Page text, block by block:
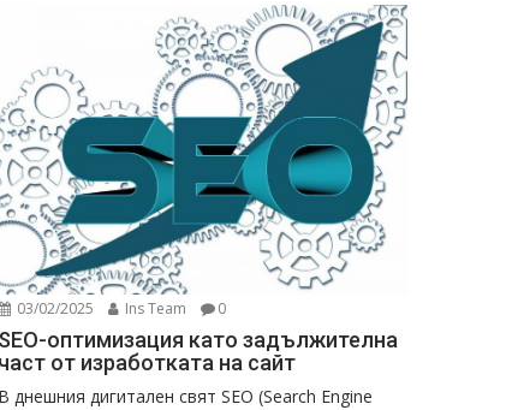
03/02/2025 Ins Team 0
SEO-оптимизация като задължителна
част от изработката на сайт
В днешния дигитален свят SEO (Search Engine